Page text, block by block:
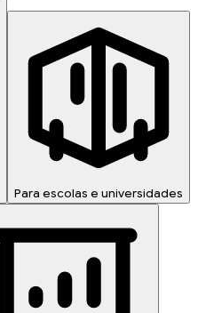
Para escolas e universidades